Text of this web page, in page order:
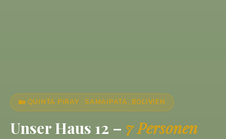
🏡 QUINTA PIRAY · SAMAIPATA, BOLIVIEN
Unser Haus 12 – 7 Personen